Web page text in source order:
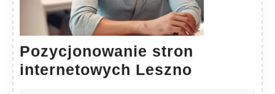
Pozycjonowanie stron
internetowych Leszno